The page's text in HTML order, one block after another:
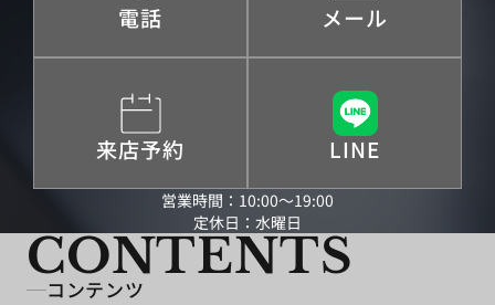
電話 メール
来店予約 LINE
営業時間：10:00～19:00
定休日：水曜日
CONTENTS
コンテンツ